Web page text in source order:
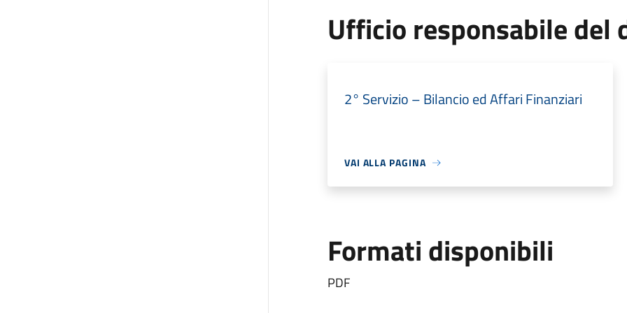
Ufficio responsabile del
2° Servizio – Bilancio ed Affari Finanziari
VAI ALLA PAGINA
Formati disponibili
PDF